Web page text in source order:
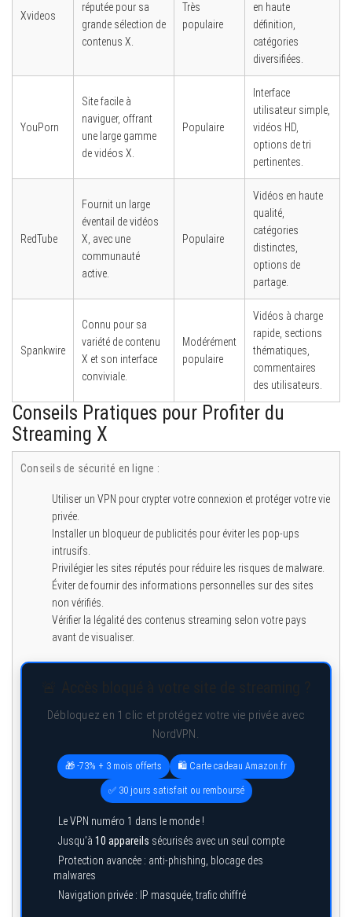
Xvideos
réputée pour sa
grande sélection de
contenus X.
Très
populaire
en haute
définition,
catégories
diversifiées.
YouPorn
Site facile à
naviguer, offrant
une large gamme
de vidéos X.
Populaire
Interface
utilisateur simple,
vidéos HD,
options de tri
pertinentes.
RedTube
Fournit un large
éventail de vidéos
X, avec une
communauté
active.
Populaire
Vidéos en haute
qualité,
catégories
distinctes,
options de
partage.
Spankwire
Connu pour sa
variété de contenu
X et son interface
conviviale.
Modérément
populaire
Vidéos à charge
rapide, sections
thématiques,
commentaires
des utilisateurs.
Conseils Pratiques pour Profiter du
Streaming X
Conseils de sécurité en ligne :
Utiliser un VPN pour crypter votre connexion et protéger votre vie
privée.
Installer un bloqueur de publicités pour éviter les pop-ups
intrusifs.
Privilégier les sites réputés pour réduire les risques de malware.
Éviter de fournir des informations personnelles sur des sites
non vérifiés.
Vérifier la légalité des contenus streaming selon votre pays
avant de visualiser.
Débloquez en 1 clic et protégez votre vie privée avec
NordVPN.
🎁 -73% + 3 mois offerts 🛍️ Carte cadeau Amazon.fr
✅ 30 jours satisfait ou remboursé
Le VPN numéro 1 dans le monde !
Jusqu’à 10 appareils sécurisés avec un seul compte
Protection avancée : anti-phishing, blocage des
malwares
Navigation privée : IP masquée, trafic chiffré